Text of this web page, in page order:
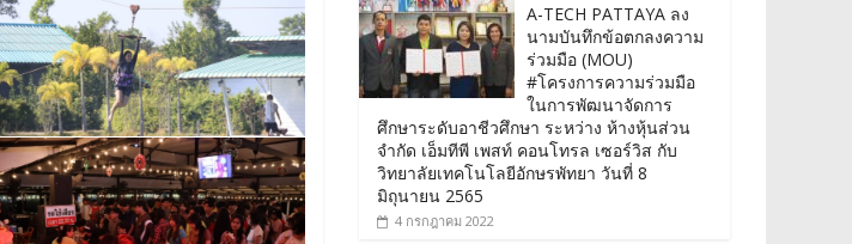
A-TECH PATTAYA ลง
นามบันทึกข้อตกลงความ
ร่วมมือ (MOU)
#โครงการความร่วมมือ
ในการพัฒนาจัดการ
ศึกษาระดับอาชีวศึกษา ระหว่าง ห้างหุ้นส่วน
จำกัด เอ็มทีพี เพสท์ คอนโทรล เซอร์วิส กับ
วิทยาลัยเทคโนโลยีอักษรพัทยา วันที่ 8
มิถุนายน 2565
4 กรกฎาคม 2022